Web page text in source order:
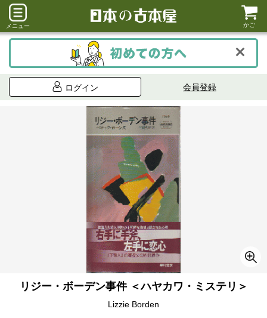
メニュー かご
ログイン 会員登録
リジー・ボーデン事件 ＜ハヤカワ・ミステリ＞
Lizzie Borden